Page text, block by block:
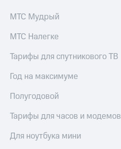
МТС Мудрый
МТС Налегке
Тарифы для спутникового ТВ
Год на максимуме
Полугодовой
Тарифы для часов и модемов
Для ноутбука мини